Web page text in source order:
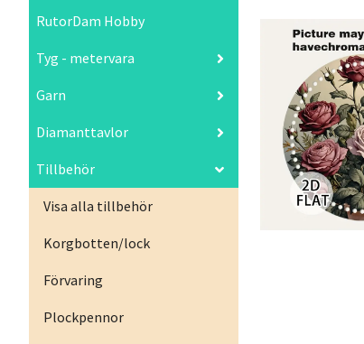
RutorDam Hobby
Tyg - metervara
Garn
Diamanttavlor
Tillbehör
Visa alla tillbehör
Korgbotten/lock
Förvaring
Plockpennor